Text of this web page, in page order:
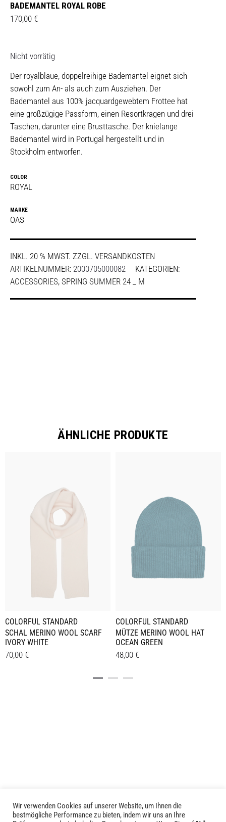
BADEMANTEL ROYAL ROBE
170,00 €
Nicht vorrätig
Der royalblaue, doppelreihige Bademantel eignet sich
sowohl zum An- als auch zum Ausziehen. Der
Bademantel aus 100% jacquardgewebtem Frottee hat
eine großzügige Passform, einen Resortkragen und drei
Taschen, darunter eine Brusttasche. Der knielange
Bademantel wird in Portugal hergestellt und in
Stockholm entworfen.
COLOR
ROYAL
MARKE
OAS
INKL. 20 % MWST. ZZGL. VERSANDKOSTEN
ARTIKELNUMMER: 2000705000082
KATEGORIEN:
ACCESSORIES, SPRING SUMMER 24 _ M
ÄHNLICHE PRODUKTE
COLORFUL STANDARD
SCHAL MERINO WOOL SCARF
IVORY WHITE
70,00 €
COLORFUL STANDARD
MÜTZE MERINO WOOL HAT
OCEAN GREEN
48,00 €
LIVID © 2024
Wir verwenden Cookies auf unserer Website, um Ihnen die
bestmögliche Performance zu bieten, indem wir uns an Ihre